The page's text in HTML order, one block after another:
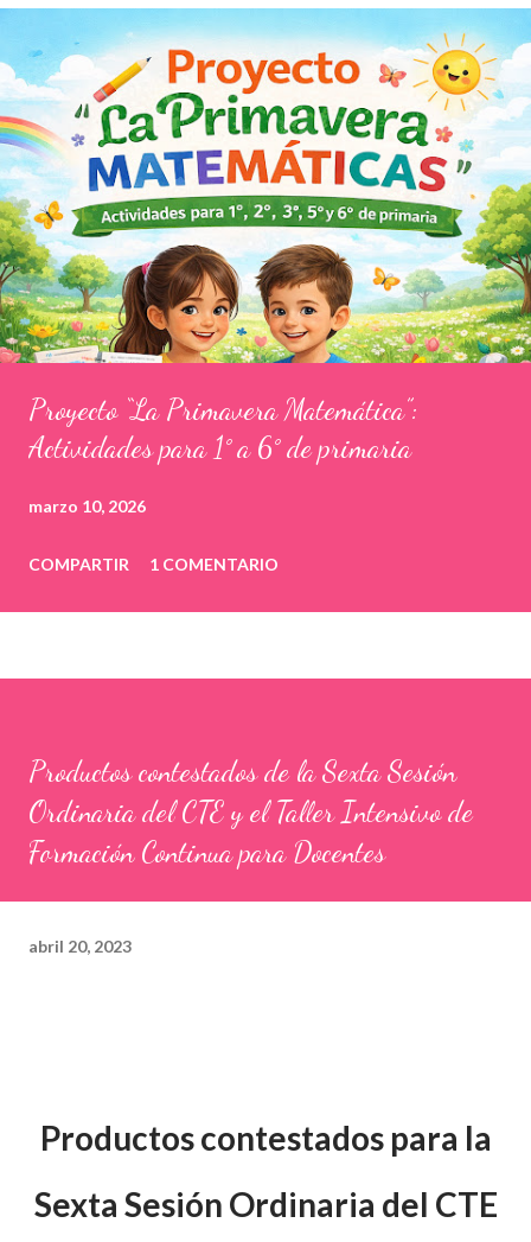
Proyecto “La Primavera Matemática”:
Actividades para 1° a 6° de primaria
marzo 10, 2026
COMPARTIR 1 COMENTARIO
Productos contestados de la Sexta Sesión
Ordinaria del CTE y el Taller Intensivo de
Formación Continua para Docentes
abril 20, 2023
Productos contestados para la
Sexta Sesión Ordinaria del CTE